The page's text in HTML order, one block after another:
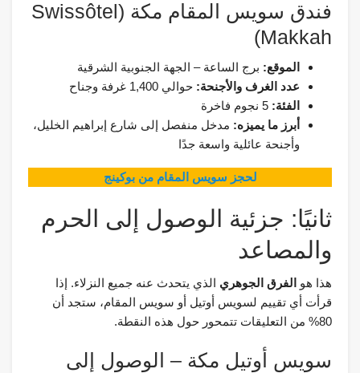
فندق سويس المقام مكة (Swissôtel
Makkah)
الموقع: برج الساعة – الجهة الجنوبية الشرقية
عدد الغرف والأجنحة: حوالي 1,400 غرفة وجناح
الفئة:
أبرز ما يميزه: مدخل منفصل إلى شارع إبراهيم الخليل،
وأجنحة عائلية واسعة جدًا
لحجز سويس المقام من بوكينج
ثانيًا: جزئية الوصول إلى الحرم
والمصاعد
هذا هو الفرق الجوهري الذي يتحدث عنه جميع النزلاء. إذا
قرأت أي تقييم لسويس أوتيل أو سويس المقام، ستجد أن
80% من التعليقات تتمحور حول هذه النقطة.
سويس أوتيل مكة – الوصول إلى